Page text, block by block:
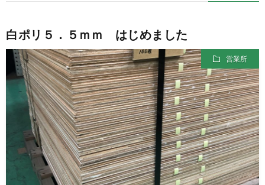
白ポリ５．５ｍｍ はじめました
営業所